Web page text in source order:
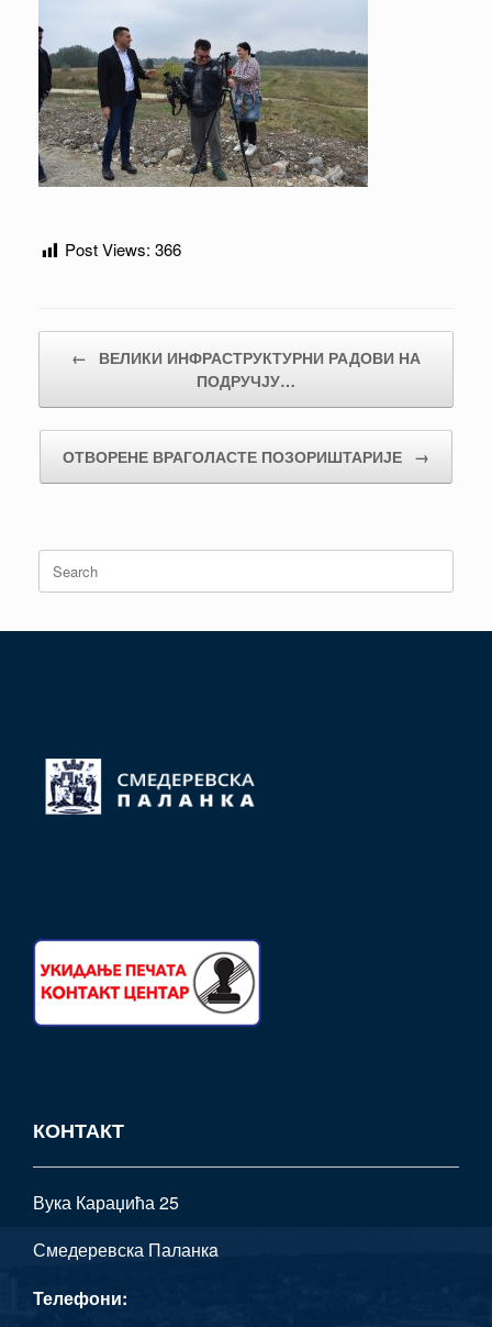
Post Views: 366
←
ВЕЛИКИ ИНФРАСТРУКТУРНИ РАДОВИ НА
ПОДРУЧЈУ…
ОТВОРЕНЕ ВРАГОЛАСТЕ ПОЗОРИШТАРИЈЕ →
Search
for:
КОНТАКТ
Вука Караџића 25
Смедеревска Паланкa
Телефони: